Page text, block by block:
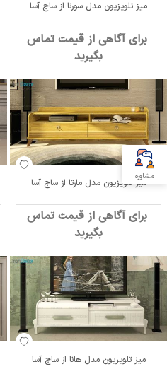
میز تلویزیون مدل سورنا از ساج آسا
برای آگاهی از قیمت تماس
بگیرید
میز تلویزیون مدل مارتا از ساج آسا
برای آگاهی از قیمت تماس
بگیرید
میز تلویزیون مدل هانا از ساج آسا
مشاوره